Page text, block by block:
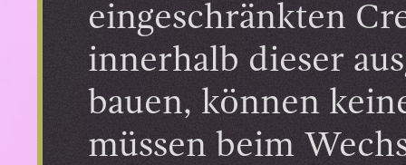
eingeschränkten
innerhalb dieser
bauen, können
müssen beim